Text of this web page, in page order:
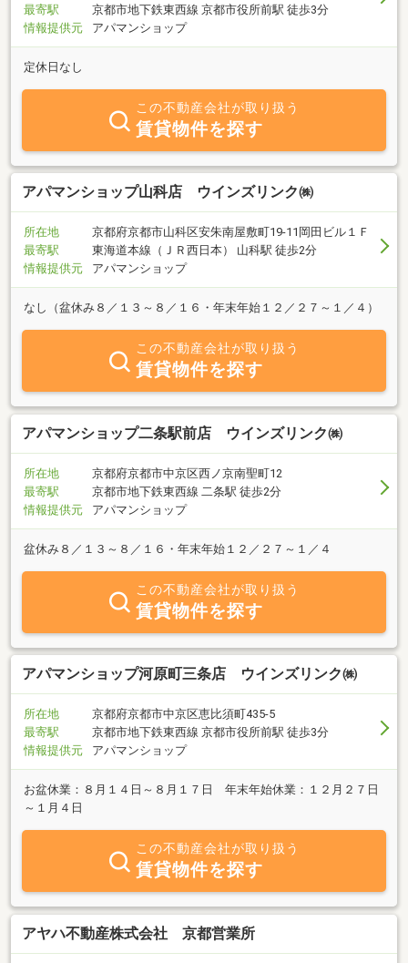
最寄駅
京都市地下鉄東西線 京都市役所前駅 徒歩3分
情報提供元
アパマンショップ
定休日なし
この不動産会社が取り扱う
賃貸物件を探す
アパマンショップ山科店 ウインズリンク㈱
所在地
京都府京都市山科区安朱南屋敷町19-11岡田ビル１Ｆ
最寄駅
東海道本線（ＪＲ西日本） 山科駅 徒歩2分
情報提供元
アパマンショップ
なし（盆休み８／１３～８／１６・年末年始１２／２７～１／４）
この不動産会社が取り扱う
賃貸物件を探す
アパマンショップ二条駅前店 ウインズリンク㈱
所在地
京都府京都市中京区西ノ京南聖町12
最寄駅
京都市地下鉄東西線 二条駅 徒歩2分
情報提供元
アパマンショップ
盆休み８／１３～８／１６・年末年始１２／２７～１／４
この不動産会社が取り扱う
賃貸物件を探す
アパマンショップ河原町三条店 ウインズリンク㈱
所在地
京都府京都市中京区恵比須町435-5
最寄駅
京都市地下鉄東西線 京都市役所前駅 徒歩3分
情報提供元
アパマンショップ
お盆休業：８月１４日～８月１７日 年末年始休業：１２月２７日
～１月４日
この不動産会社が取り扱う
賃貸物件を探す
アヤハ不動産株式会社 京都営業所